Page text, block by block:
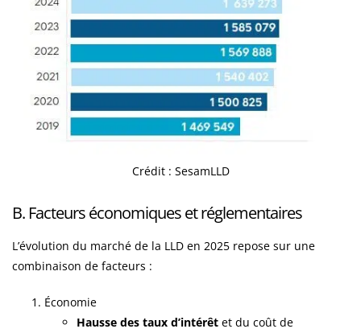
Crédit : SesamLLD
B. Facteurs économiques et réglementaires
L’évolution du marché de la LLD en 2025 repose sur une
combinaison de facteurs :
Économie
Hausse des taux d’intérêt et du coût de